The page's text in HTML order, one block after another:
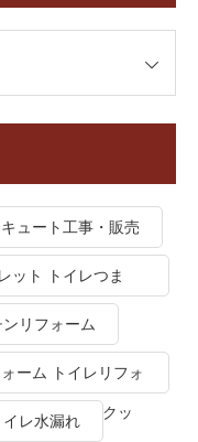
ュート工事・販売
ット トイレつま
ンリフォーム
ーム トイレリフォ
ォーム ＩＨクッ
イレ水漏れ